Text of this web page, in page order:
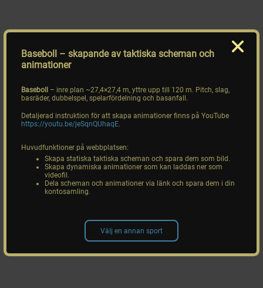
Baseboll – skapande av taktiska scheman och
animationer
Baseboll
– inre plan ~27,4×27,4 m, yttre upp till 120 m. Pitch, slag,
basräder, dubbelspel, spelarfördelning och basanfall.
Detaljerad instruktion för att skapa animationer finns på YouTube
https://youtu.be/jeSqnQUhaqE.
Huvudfunktioner på webbplatsen:
Skapa statiska taktiska scheman och spara dem som bild.
Skapa dynamiska animationer som kan laddas ner som
videofil.
Dela scheman och animationer via länk och spara dem i din
kontosamling.
Välj en annan sport